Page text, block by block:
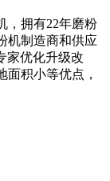
，拥有22年磨粉
机制造商和供应
家优化升级改
积小等优点，